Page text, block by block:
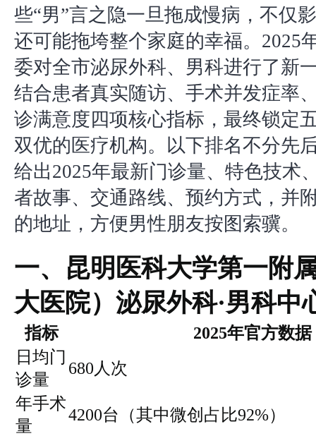
些“男”言之隐一旦拖成慢病，不仅
还可能拖垮整个家庭的幸福。2025
委对全市泌尿外科、男科进行了新
结合患者真实随访、手术并发症率
诊满意度四项核心指标，最终锁定
双优的医疗机构。以下排名不分先
给出2025年最新门诊量、特色技术
者故事、交通路线、预约方式，并
的地址，方便男性朋友按图索骥。
一、昆明医科大学第一附
大医院）泌尿外科·男科中
指标
2025年官方数据
日均门
诊量
680人次
年手术
量
4200台（其中微创占比92%）